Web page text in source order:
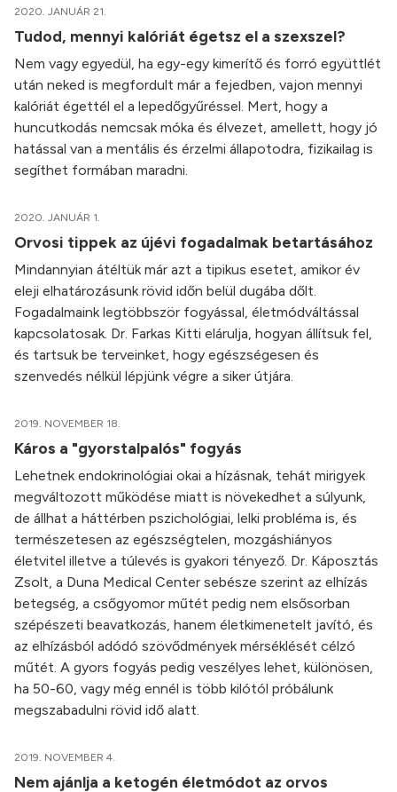
2020. JANUÁR 21.
Tudod, mennyi kalóriát égetsz el a szexszel?
Nem vagy egyedül, ha egy-egy kimerítő és forró együttlét
után neked is megfordult már a fejedben, vajon mennyi
kalóriát égettél el a lepedőgyűréssel. Mert, hogy a
huncutkodás nemcsak móka és élvezet, amellett, hogy jó
hatással van a mentális és érzelmi állapotodra, fizikailag is
segíthet formában maradni.
2020. JANUÁR 1.
Orvosi tippek az újévi fogadalmak betartásához
Mindannyian átéltük már azt a tipikus esetet, amikor év
eleji elhatározásunk rövid időn belül dugába dőlt.
Fogadalmaink legtöbbször fogyással, életmódváltással
kapcsolatosak. Dr. Farkas Kitti elárulja, hogyan állítsuk fel,
és tartsuk be terveinket, hogy egészségesen és
szenvedés nélkül lépjünk végre a siker útjára.
2019. NOVEMBER 18.
Káros a "gyorstalpalós" fogyás
Lehetnek endokrinológiai okai a hízásnak, tehát mirigyek
megváltozott működése miatt is növekedhet a súlyunk,
de állhat a háttérben pszichológiai, lelki probléma is, és
természetesen az egészségtelen, mozgáshiányos
életvitel illetve a túlevés is gyakori tényező. Dr. Káposztás
Zsolt, a Duna Medical Center sebésze szerint az elhízás
betegség, a csőgyomor műtét pedig nem elsősorban
szépészeti beavatkozás, hanem életkimenetelt javító, és
az elhízásból adódó szövődmények mérséklését célzó
műtét. A gyors fogyás pedig veszélyes lehet, különösen,
ha 50-60, vagy még ennél is több kilótól próbálunk
megszabadulni rövid idő alatt.
2019. NOVEMBER 4.
Nem ajánlja a ketogén életmódot az orvos